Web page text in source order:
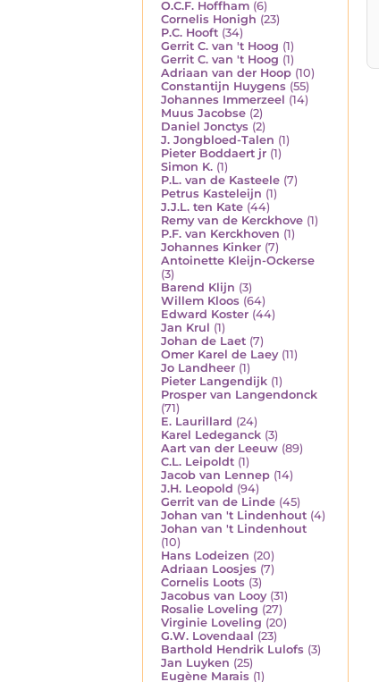
O.C.F. Hoffham (6)
Cornelis Honigh (23)
P.C. Hooft (34)
Gerrit C. van 't Hoog (1)
Gerrit C. van 't Hoog (1)
Adriaan van der Hoop (10)
Constantijn Huygens (55)
Johannes Immerzeel (14)
Muus Jacobse (2)
Daniel Jonctys (2)
J. Jongbloed-Talen (1)
Pieter Boddaert jr (1)
Simon K. (1)
P.L. van de Kasteele (7)
Petrus Kasteleijn (1)
J.J.L. ten Kate (44)
Remy van de Kerckhove (1)
P.F. van Kerckhoven (1)
Johannes Kinker (7)
Antoinette Kleijn-Ockerse
(3)
Barend Klijn (3)
Willem Kloos (64)
Edward Koster (44)
Jan Krul (1)
Johan de Laet (7)
Omer Karel de Laey (11)
Jo Landheer (1)
Pieter Langendijk (1)
Prosper van Langendonck
(71)
E. Laurillard (24)
Karel Ledeganck (3)
Aart van der Leeuw (89)
C.L. Leipoldt (1)
Jacob van Lennep (14)
J.H. Leopold (94)
Gerrit van de Linde (45)
Johan van 't Lindenhout (4)
Johan van 't Lindenhout
(10)
Hans Lodeizen (20)
Adriaan Loosjes (7)
Cornelis Loots (3)
Jacobus van Looy (31)
Rosalie Loveling (27)
Virginie Loveling (20)
G.W. Lovendaal (23)
Barthold Hendrik Lulofs (3)
Jan Luyken (25)
Eugène Marais (1)